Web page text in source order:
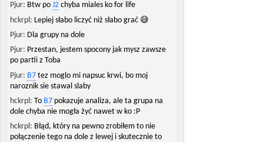
Pjur: Btw poJ2 chyba miales ko for life
hckrpl: Lepiej słabo liczyć niż słabo grać 😅
Pjur: Dla grupy na dole
Pjur: Przestan, jestem spocony jak mysz zawsze
po partii z Toba
Pjur: B7 tez moglo mi napsuc krwi, bo moj
naroznik sie stawal slaby
hckrpl: To B7 pokazuje analiza, ale ta grupa na
dole chyba nie mogła żyć nawet w ko :P
hckrpl: Błąd, który na pewno zrobiłem to nie
połączenie tego na dole z lewej i skutecznie to